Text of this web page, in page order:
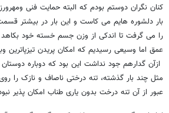
کنان نگران دوستم بودم که البته حمایت فنی
بار دلشوره هایم می کاست و این بار در بیشتر
را می گرفت تا اندکی از وزن جسم خسته خود بکاهد
عمق اما وسیعی رسیدیم که امکان پریدن تیزپاترین
ازآن گدارهم جود نداشت این بود که دوباره
مثل چند بار گذشته، تنه درختی ناصاف و نازک را
عبور از آن تنه درخت بدون یاری طناب امکان پذیر